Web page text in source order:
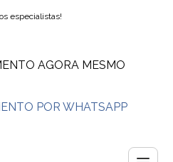
especialistas!
AGORA MESMO
POR WHATSAPP